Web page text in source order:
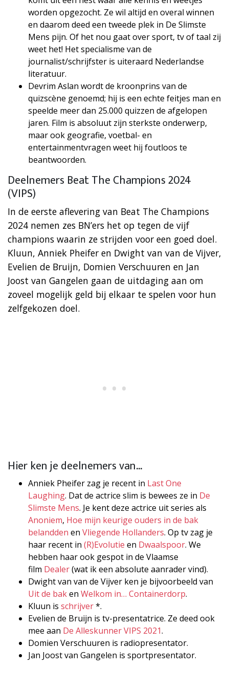
worden opgezocht. Ze wil altijd en overal winnen
en daarom deed een tweede plek in De Slimste
Mens pijn. Of het nou gaat over sport, tv of taal zij
weet het! Het specialisme van de
journalist/schrijfster is uiteraard Nederlandse
literatuur.
Devrim Aslan wordt de kroonprins van de
quizscène genoemd; hij is een echte feitjes man en
speelde meer dan 25.000 quizzen de afgelopen
jaren. Film is absoluut zijn sterkste onderwerp,
maar ook geografie, voetbal- en
entertainmentvragen weet hij foutloos te
beantwoorden.
Deelnemers Beat The Champions 2024
(VIPS)
In de eerste aflevering van Beat The Champions
2024 nemen zes BN’ers het op tegen de vijf
champions waarin ze strijden voor een goed doel.
Kluun, Anniek Pheifer en Dwight van van de Vijver,
Evelien de Bruijn, Domien Verschuuren en Jan
Joost van Gangelen gaan de uitdaging aan om
zoveel mogelijk geld bij elkaar te spelen voor hun
zelfgekozen doel.
Hier ken je deelnemers van…
Anniek Pheifer zag je recent in Last One
Laughing. Dat de actrice slim is bewees ze in De
Slimste Mens. Je kent deze actrice uit series als
Anoniem, Hoe mijn keurige ouders in de bak
belandden en Vliegende Hollanders. Op tv zag je
haar recent in (R)Evolutie en Dwaalspoor. We
hebben haar ook gespot in de Vlaamse
film Dealer(wat ik een absolute aanrader vind).
Dwight van van de Vijver ken je bijvoorbeeld van
Uit de baken Welkom in… Containerdorp.
Kluun is schrijver*.
Evelien de Bruijn is tv-presentatrice. Ze deed ook
mee aan De Alleskunner VIPS 2021.
Domien Verschuuren is radiopresentator.
Jan Joost van Gangelen is sportpresentator.